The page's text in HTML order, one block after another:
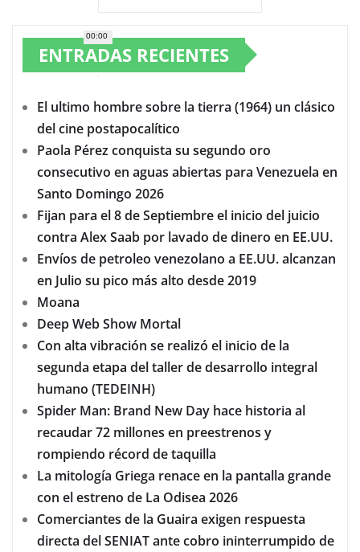
00:00
ENTRADAS RECIENTES
El ultimo hombre sobre la tierra (1964) un clásico
del cine postapocalítico
Paola Pérez conquista su segundo oro
consecutivo en aguas abiertas para Venezuela en
Santo Domingo 2026
Fijan para el 8 de Septiembre el inicio del juicio
contra Alex Saab por lavado de dinero en EE.UU.
Envíos de petroleo venezolano a EE.UU. alcanzan
en Julio su pico más alto desde 2019
Moana
Deep Web Show Mortal
Con alta vibración se realizó el inicio de la
segunda etapa del taller de desarrollo integral
humano (TEDEINH)
Spider Man: Brand New Day hace historia al
recaudar 72 millones en preestrenos y
rompiendo récord de taquilla
La mitología Griega renace en la pantalla grande
con el estreno de La Odisea 2026
Comerciantes de la Guaira exigen respuesta
directa del SENIAT ante cobro ininterrumpido de